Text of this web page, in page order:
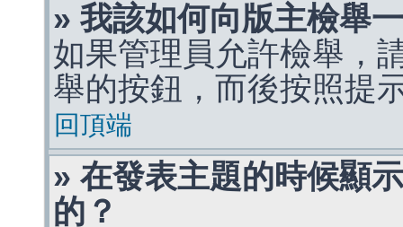
» 我該如何向版主檢舉
如果管理員允許檢舉，
舉的按鈕，而後按照提
回頂端
» 在發表主題的時候顯
的？